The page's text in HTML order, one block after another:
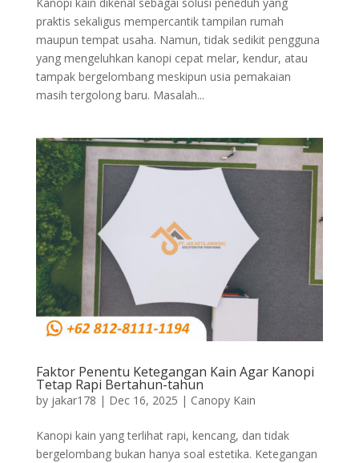
praktis sekaligus mempercantik tampilan rumah
maupun tempat usaha. Namun, tidak sedikit pengguna
yang mengeluhkan kanopi cepat melar, kendur, atau
tampak bergelombang meskipun usia pemakaian
masih tergolong baru. Masalah...
Faktor Penentu Ketegangan Kain Agar Kanopi
Tetap Rapi Bertahun-tahun
by jakar178 | Dec 16, 2025 | Canopy Kain
Kanopi kain yang terlihat rapi, kencang, dan tidak
bergelombang bukan hanya soal estetika. Ketegangan